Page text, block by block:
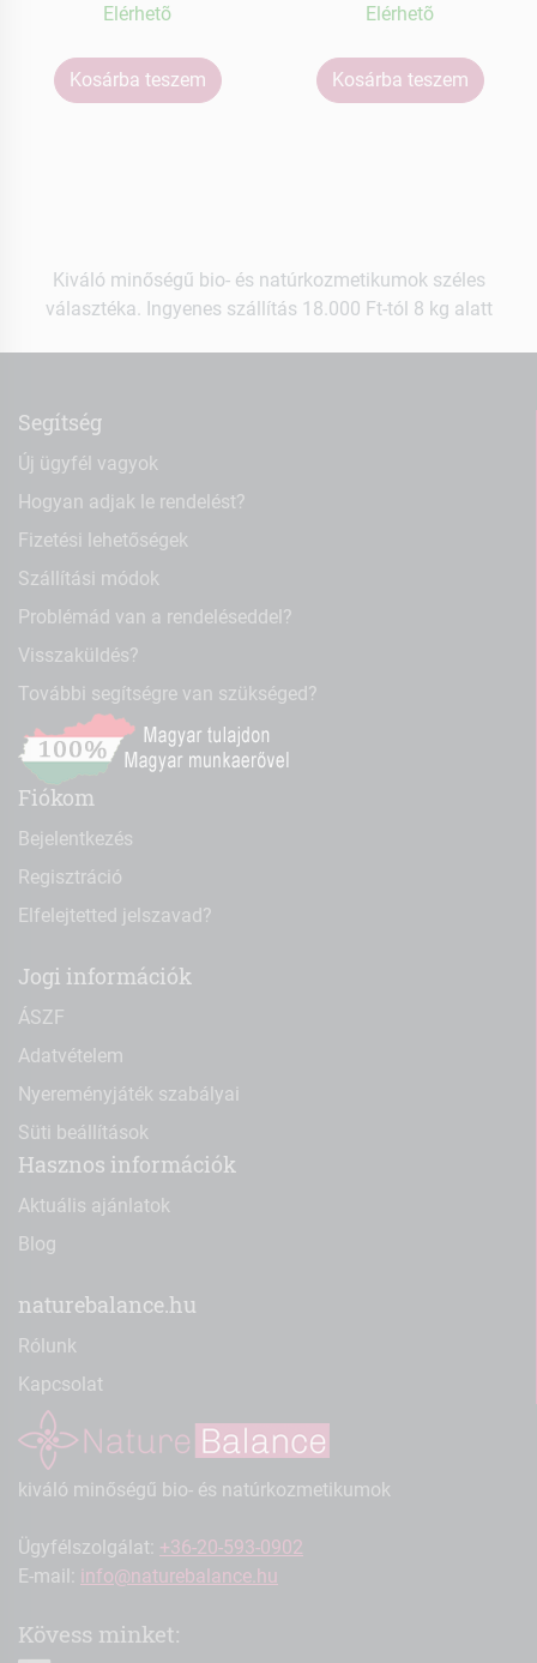
Elérhetõ
Kosárba teszem
Elérhetõ
Kosárba teszem
Kiváló minőségű bio- és natúrkozmetikumok széles
választéka. Ingyenes szállítás 18.000 Ft-tól 8 kg alatt
Segítség
Új ügyfél vagyok
Hogyan adjak le rendelést?
Fizetési lehetőségek
Szállítási módok
Problémád van a rendeléseddel?
Visszaküldés?
További segítségre van szükséged?
Fiókom
Bejelentkezés
Regisztráció
Elfelejtetted jelszavad?
Jogi információk
ÁSZF
Adatvételem
Nyereményjáték szabályai
Süti beállítások
Hasznos információk
Aktuális ajánlatok
Blog
naturebalance.hu
Rólunk
Kapcsolat
kiváló minőségű bio- és natúrkozmetikumok
Ügyfélszolgálat: +36-20-593-0902
E-mail: info@naturebalance.hu
Kövess minket: